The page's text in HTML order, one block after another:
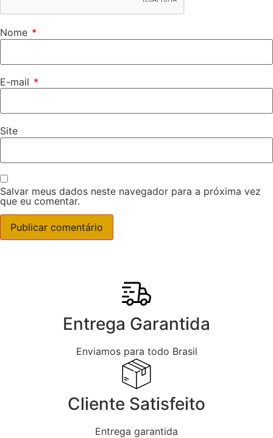
Nome *
E-mail *
Site
Salvar meus dados neste navegador para a próxima vez
que eu comentar.
Entrega Garantida
Enviamos para todo Brasil
Cliente Satisfeito
Entrega garantida